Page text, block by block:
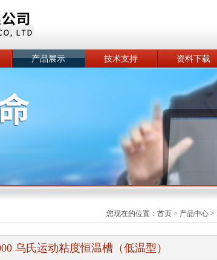
产品展示 技术支持 资料下载
您现在的位置： 首页 > 产品中心 >
乌氏运动粘度恒温槽（低温型）